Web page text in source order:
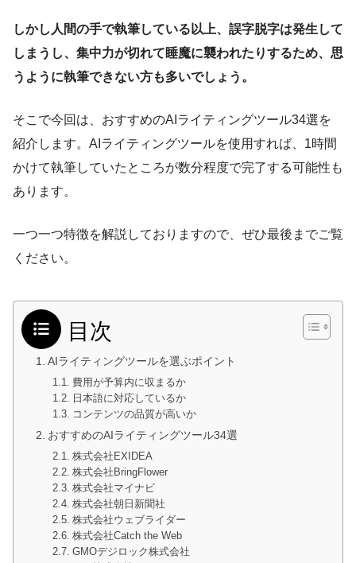
しかし人間の手で執筆している以上、誤字脱字は発生して
しまうし、集中力が切れて睡魔に襲われたりするため、思
うように執筆できない方も多いでしょう。
そこで今回は、おすすめのAIライティングツール34選を
紹介します。AIライティングツールを使用すれば、1時間
かけて執筆していたところが数分程度で完了する可能性も
あります。
一つ一つ特徴を解説しておりますので、ぜひ最後までご覧
ください。
目次
AIライティングツールを選ぶポイント
費用が予算内に収まるか
日本語に対応しているか
コンテンツの品質が高いか
おすすめのAIライティングツール34選
株式会社EXIDEA
株式会社BringFlower
株式会社マイナビ
株式会社朝日新聞社
株式会社ウェブライダー
株式会社Catch the Web
GMOデジロック株式会社